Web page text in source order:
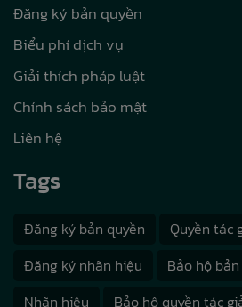
Đăng ký bản quyền
Biểu phí dịch vụ
Giải thích pháp luật
Chính sách bảo mật
Liên hệ
Tags
Đăng ký bản quyền
Quyền tác
Đăng ký nhãn hiệu
Bảo hộ
Nhãn hiệu
Bảo hộ quyền tác